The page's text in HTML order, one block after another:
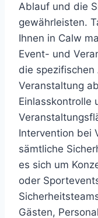
Ablauf und die
gewährleisten.
Ihnen in Calw
Event- und
die
Veranstaltung
Einlasskontrolle
Intervention bei
sämtliche
es sich um
oder
Gästen,